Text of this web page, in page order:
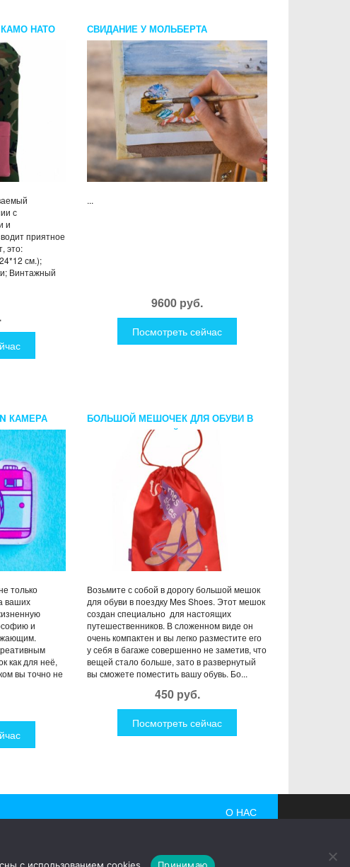
НАТО
с
и
приятное
это:
см.);
Винтажный
СВИДАНИЕ У МОЛЬБЕРТА
...
9600 руб.
Посмотреть сейчас
КАМЕРА
только
ваших
и
как для неё,
вы точно не
БОЛЬШОЙ МЕШОЧЕК ДЛЯ ОБУВИ В
ПОЕЗДКУ КРАСНЫЙ MES SHOES
Возьмите с собой в дорогу большой мешок
для обуви в поездку Mes Shoes. Этот мешок
создан специально для настоящих
путешественников. В сложенном виде он
очень компактен и вы легко разместите его
у себя в багаже совершенно не заметив, что
вещей стало больше, зато в развернутый
вы сможете поместить вашу обувь. Бо...
450 руб.
Посмотреть сейчас
О НАС
гаджеты, причудливые дизайнерские разработки,